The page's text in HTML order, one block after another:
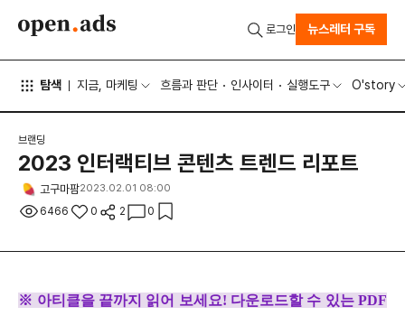
탐색 지금, 마케팅 흐름과 판단 인사이터 실행도구 O'story
로그인 뉴스레터 구독
브랜딩
2023 인터랙티브 콘텐츠 트렌드 리포트
고구마팜2023.02.01 08:00
6466 0 2 0
※ 아티클을 끝까지 읽어 보세요! 다운로드할 수 있는 PDF